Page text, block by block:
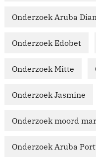
Onderzoek Aruba
Onderzoek Edobet
Onderzoek Mitte
Onderzoek Jasmine
Onderzoek moord
Onderzoek Aruba